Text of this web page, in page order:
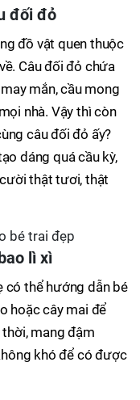
đối đỏ
đồ vật quen thuộc
Câu đối đỏ chứa
mắn, cầu mong
nhà. Vậy thì còn
câu đối đỏ ấy?
dáng quá cầu kỳ,
thật tươi, thật
lì xì
có thể hướng dẫn bé
hoặc cây mai để
mang đậm
khó để có được